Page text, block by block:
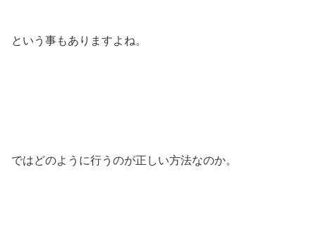
という事もありますよね。
ではどのように行うのが正しい方法なのか。